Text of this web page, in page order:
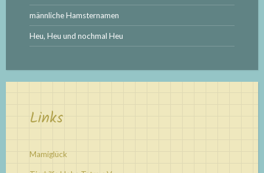
männliche Hamsternamen
Heu, Heu und nochmal Heu
Links
Mamiglück